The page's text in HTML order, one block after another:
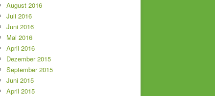
August 2016
Juli 2016
Juni 2016
Mai 2016
April 2016
Dezember 2015
September 2015
Juni 2015
April 2015